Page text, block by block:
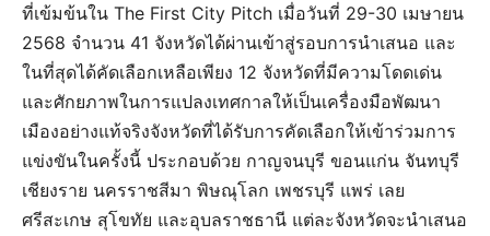
ที่เข้มข้นใน The First City Pitch เมื่อวันที่ 29-30 เมษายน
2568 จำนวน 41 จังหวัดได้ผ่านเข้าสู่รอบการนำเสนอ และ
ในที่สุดได้คัดเลือกเหลือเพียง 12 จังหวัดที่มีความโดดเด่น
และศักยภาพในการแปลงเทศกาลให้เป็นเครื่องมือพัฒนา
เมืองอย่างแท้จริงจังหวัดที่ได้รับการคัดเลือกให้เข้าร่วมการ
แข่งขันในครั้งนี้ ประกอบด้วย กาญจนบุรี ขอนแก่น จันทบุรี
เชียงราย นครราชสีมา พิษณุโลก เพชรบุรี แพร่ เลย
ศรีสะเกษ สุโขทัย และอุบลราชธานี แต่ละจังหวัดจะนำเสนอ